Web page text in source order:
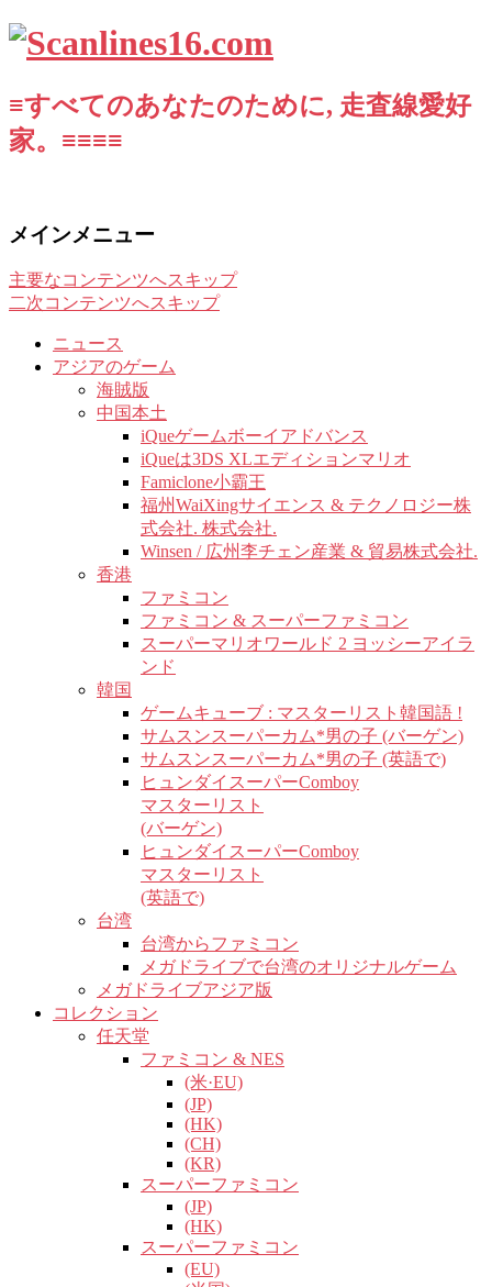
≡すべてのあなたのために, 走査線愛好
家。≡≡≡≡
メインメニュー
主要なコンテンツへスキップ
二次コンテンツへスキップ
ニュース
アジアのゲーム
海賊版
中国本土
iQueゲームボーイアドバンス
iQueは3DS XLエディションマリオ
Famiclone小霸王
福州WaiXingサイエンス & テクノロジー株
式会社. 株式会社.
Winsen / 広州李チェン産業 & 貿易株式会社.
香港
ファミコン
ファミコン & スーパーファミコン
スーパーマリオワールド 2 ヨッシーアイラ
ンド
韓国
ゲームキューブ : マスターリスト韓国語 !
サムスンスーパーカム*男の子 (バーゲン)
サムスンスーパーカム*男の子 (英語で)
ヒュンダイスーパーComboy
マスターリスト
(バーゲン)
ヒュンダイスーパーComboy
マスターリスト
(英語で)
台湾
台湾からファミコン
メガドライブで台湾のオリジナルゲーム
メガドライブアジア版
コレクション
任天堂
ファミコン & NES
(米·EU)
(JP)
(HK)
(CH)
(KR)
スーパーファミコン
(JP)
(HK)
スーパーファミコン
(EU)